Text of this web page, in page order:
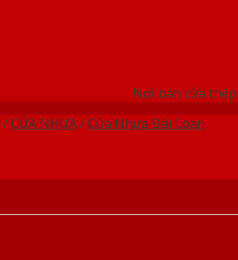
Nơi bán cửa
/CỬA NHỰA/Cửa Nhựa Đài Loan